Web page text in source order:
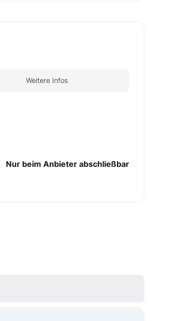
Weitere Infos
Nur beim Anbieter abschließbar